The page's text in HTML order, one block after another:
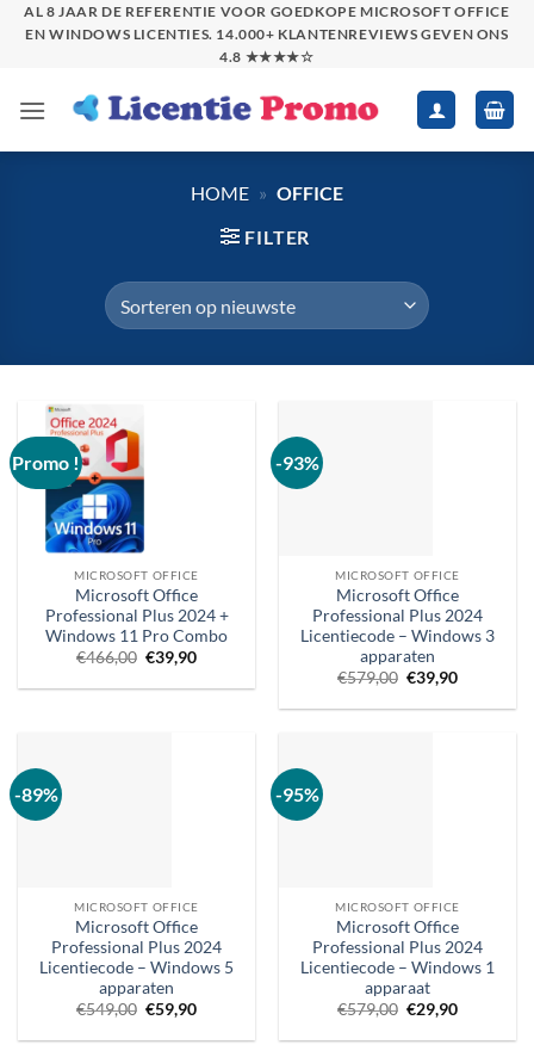
SkipAL 8 JAAR DE REFERENTIE VOOR GOEDKOPE MICROSOFT OFFICE
EN WINDOWS LICENTIES. 14.000+ KLANTENREVIEWS GEVEN ONS
4.8 ★★★★☆
HOME » OFFICE
FILTER
Promo !
MICROSOFT OFFICE
Microsoft Office
Professional Plus 2024 +
Windows 11 Pro Combo
€466,00 Oorspronkelijke
prijs
was:
€39,90Huidige
is:
-93%
MICROSOFT OFFICE
Microsoft Office
Professional Plus 2024
Licentiecode – Windows 3
apparaten
€579,00 Oorspronkelijke
prijs
was:
€39,90Huidige
is:
-89%
MICROSOFT OFFICE
Microsoft Office
Professional Plus 2024
Licentiecode – Windows 5
apparaten
€549,00 Oorspronkelijke
prijs
was:
€59,90Huidige
is:
-95%
MICROSOFT OFFICE
Microsoft Office
Professional Plus 2024
Licentiecode – Windows 1
apparaat
€579,00 Oorspronkelijke
prijs
was:
€29,90Huidige
is: